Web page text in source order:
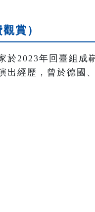
賞）
於2023年回臺組成
出經歷，曾於德國